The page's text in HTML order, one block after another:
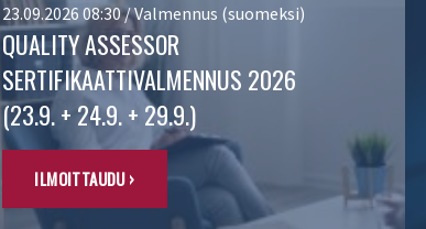
23.09.2026 08:30 / Valmennus (suomeksi)
QUALITY ASSESSOR
SERTIFIKAATTIVALMENNUS 2026
(23.9. + 24.9. + 29.9.)
ILMOITTAUDU ›